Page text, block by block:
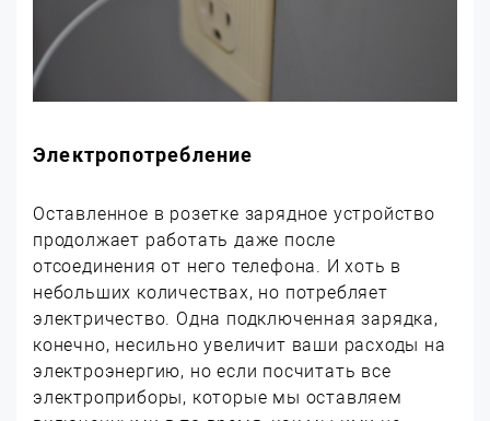
Электропотребление
Оставленное в розетке зарядное устройство
продолжает работать даже после
отсоединения от него телефона. И хоть в
небольших количествах, но потребляет
электричество. Одна подключенная зарядка,
конечно, несильно увеличит ваши расходы на
электроэнергию, но если посчитать все
электроприборы, которые мы оставляем